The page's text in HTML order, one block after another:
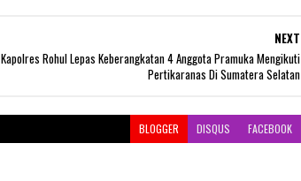
NEXT
Kapolres Rohul Lepas Keberangkatan 4 Anggota Pramuka Mengikuti
Pertikaranas Di Sumatera Selatan
BLOGGER DISQUS FACEBOOK